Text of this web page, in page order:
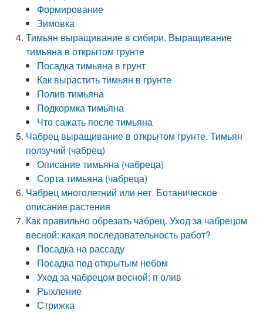
Формирование
Зимовка
Тимьян выращивание в сибири. Выращивание
тимьяна в открытом грунте
Посадка тимьяна в грунт
Как вырастить тимьян в грунте
Полив тимьяна
Подкормка тимьяна
Что сажать после тимьяна
Чабрец выращивание в открытом грунте. Тимьян
ползучий (чабрец)
Описание тимьяна (чабреца)
Сорта тимьяна (чабреца)
Чабрец многолетний или нет. Ботаническое
описание растения
Как правильно обрезать чабрец. Уход за чабрецом
весной: какая последовательность работ?
Посадка на рассаду
Посадка под открытым небом
Уход за чабрецом весной: п олив
Рыхление
Стрижка